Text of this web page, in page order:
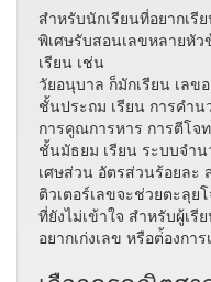
สำหรับนักเรียนที่อยากเ
พิเศษรับสอนเลขหลายหั
เรียน เช่น
วัยอนุบาล ก็มักเรียน เลข
ชั้นประถม เรียน การคำ
การคูณการหาร การตีโจ
ชั้นมัธยม เรียน ระบบจำ
เศษส่วน อัตรส่วนร้อยล
ติวเตอร์เลขจะช่วยตะลุ
ที่ยังไม่เข้าใจ สำหรับผู้เรี
อยากเก่งเลข หรือต่้องกา